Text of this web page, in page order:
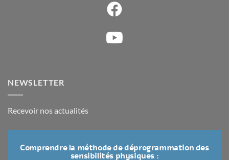
NEWSLETTER
Recevoir nos actualités
Comprendre la méthode de déprogrammation des
sensibilités physiques :